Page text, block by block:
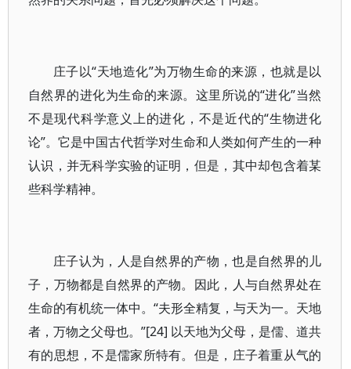
庄子以“天地造化”为万物生命的来源，也就是以
自然界的进化为生命的来源。这里所说的“进化”当然
不是现代科学意义上的进化，不是近代的“生物进化
论”。它是中国古代哲学对生命和人类如何产生的一种
认识，并无科学实验的证明，但是，其中却包含着某
些科学精神。
庄子认为，人是自然界的产物，也是自然界的儿
子，万物都是自然界的产物。因此，人与自然界处在
生命的有机统一体中。“夫形全精复，与天为一。天地
者，万物之父母也。”[24] 以天地为父母，是儒、道共
有的思想，不是儒家所特有。但是，庄子着重从气的